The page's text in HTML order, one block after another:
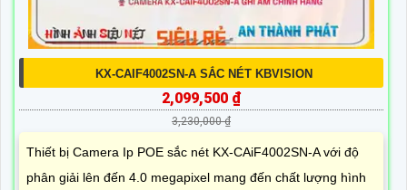
KX-CAIF4002SN-A SẮC NÉT KBVISION
2,099,500 ₫
3,230,000 ₫
Thiết bị Camera Ip POE sắc nét KX-CAiF4002SN-A với độ
phân giải lên đến 4.0 megapixel mang đến chất lượng hình